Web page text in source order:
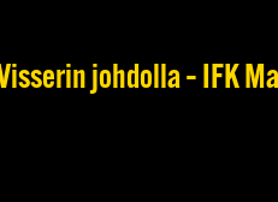
johdolla – IFK